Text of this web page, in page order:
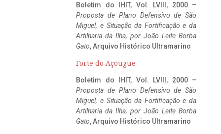
Boletim do IHIT, Vol. LVIII, 2000 –
Proposta de Plano Defensivo de São
Miguel, e Situação da Fortificação e da
Artilharia da Ilha, por João Leite Borba
Gato, Arquivo Histórico Ultramarino
Forte do Açougue
Boletim do IHIT, Vol. LVIII, 2000 –
Proposta de Plano Defensivo de São
Miguel, e Situação da Fortificação e da
Artilharia da Ilha, por João Leite Borba
Gato, Arquivo Histórico Ultramarino